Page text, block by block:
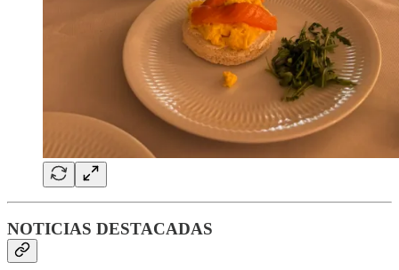
NOTICIAS DESTACADAS